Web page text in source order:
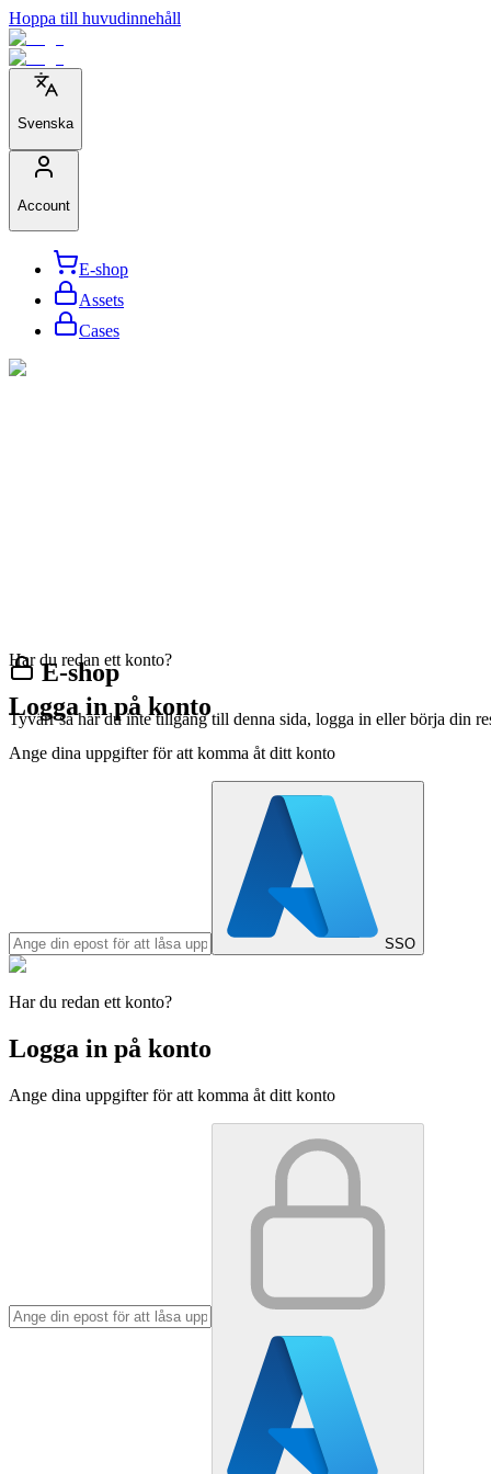
Hoppa till huvudinnehåll
Svenska
Account
E-shop
Assets
Cases
E-shop
Tyvärr så har du inte tillgång till denna sida, logga in eller börja din
Har du redan ett konto?
Logga in på konto
Ange dina uppgifter för att komma åt ditt konto
SSO
Har du redan ett konto?
Logga in på konto
Ange dina uppgifter för att komma åt ditt konto